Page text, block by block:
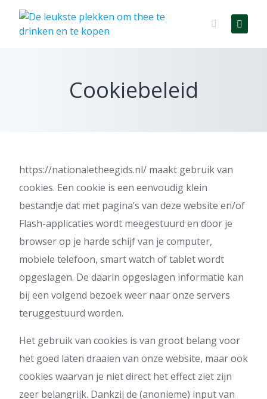
content
Cookiebeleid
https://nationaletheegids.nl/ maakt gebruik van
cookies. Een cookie is een eenvoudig klein
bestandje dat met pagina’s van deze website en/of
Flash-applicaties wordt meegestuurd en door je
browser op je harde schijf van je computer,
mobiele telefoon, smart watch of tablet wordt
opgeslagen. De daarin opgeslagen informatie kan
bij een volgend bezoek weer naar onze servers
teruggestuurd worden.
Het gebruik van cookies is van groot belang voor
het goed laten draaien van onze website, maar ook
cookies waarvan je niet direct het effect ziet zijn
zeer belangrijk. Dankzij de (anonieme) input van